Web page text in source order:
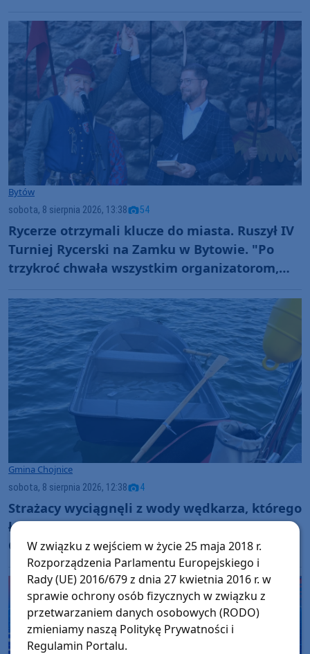
Bytów
sobota, 8 sierpnia 2026, 13:38 54
Rycerze otrzymali klucze do miasta. Ruszył IV
Turniej Rycerski na Zamku w Bytowie. "Po
trzykroć chwała wszystkim organizatorom,
Gmina Chojnice
sobota, 8 sierpnia 2026, 12:38 4
Strażacy wyciągnęli z wody wędkarza, którego
łódź przewróciła się na Jeziorze
Charzykowskim. Świadkowie zdarzenia nie
ruszyli z pomocą (FOTO)
W związku z wejściem w życie 25 maja 2018 r.
Rozporządzenia Parlamentu Europejskiego i
Rady (UE) 2016/679 z dnia 27 kwietnia 2016 r. w
sprawie ochrony osób fizycznych w związku z
przetwarzaniem danych osobowych (RODO)
zmieniamy naszą Politykę Prywatności i
Regulamin Portalu.